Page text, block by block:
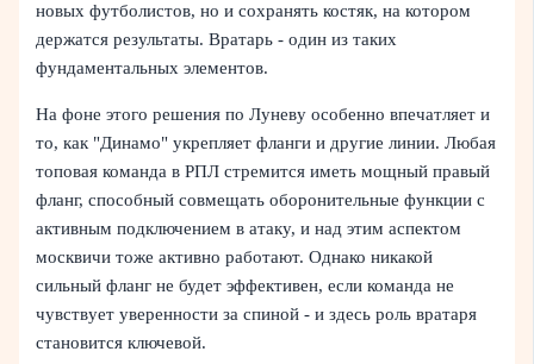
новых футболистов, но и сохранять костяк, на котором
держатся результаты. Вратарь - один из таких
фундаментальных элементов.
На фоне этого решения по Луневу особенно впечатляет и
то, как "Динамо" укрепляет фланги и другие линии. Любая
топовая команда в РПЛ стремится иметь мощный правый
фланг, способный совмещать оборонительные функции с
активным подключением в атаку, и над этим аспектом
москвичи тоже активно работают. Однако никакой
сильный фланг не будет эффективен, если команда не
чувствует уверенности за спиной - и здесь роль вратаря
становится ключевой.